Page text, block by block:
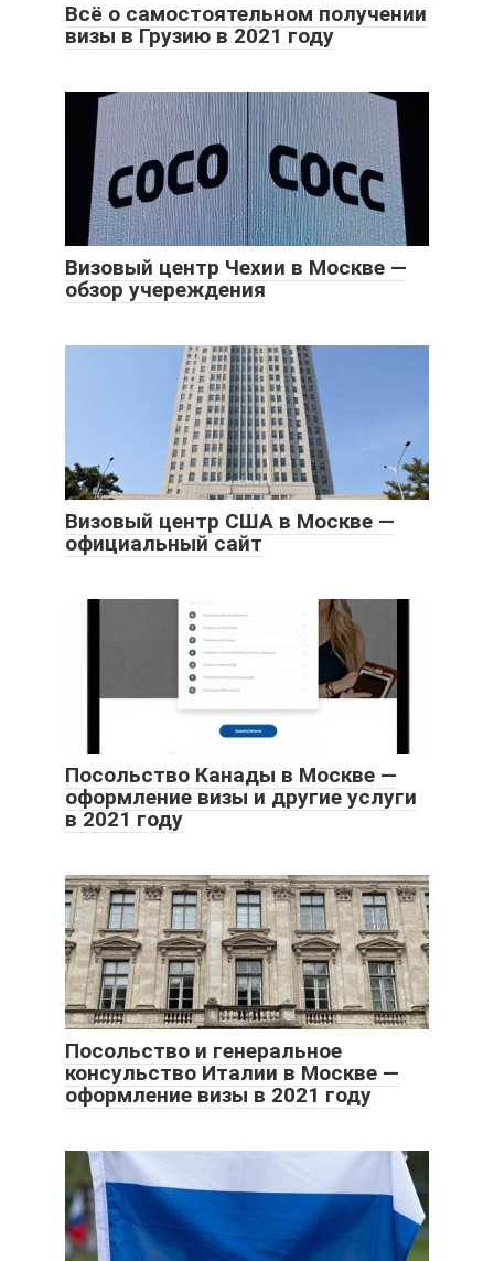
Всё о самостоятельном получении
визы в Грузию в 2021 году
Визовый центр Чехии в Москве —
обзор учереждения
Визовый центр США в Москве —
официальный сайт
Посольство Канады в Москве —
оформление визы и другие услуги
в 2021 году
Посольство и генеральное
консульство Италии в Москве —
оформление визы в 2021 году